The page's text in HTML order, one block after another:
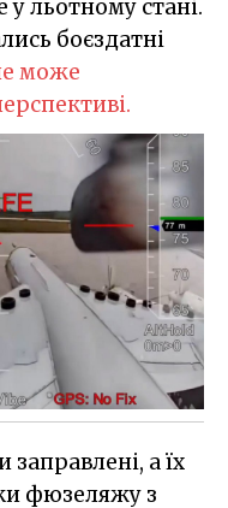
льотному стані.
боєздатні
може
заправлені, а їх
фюзеляжу з